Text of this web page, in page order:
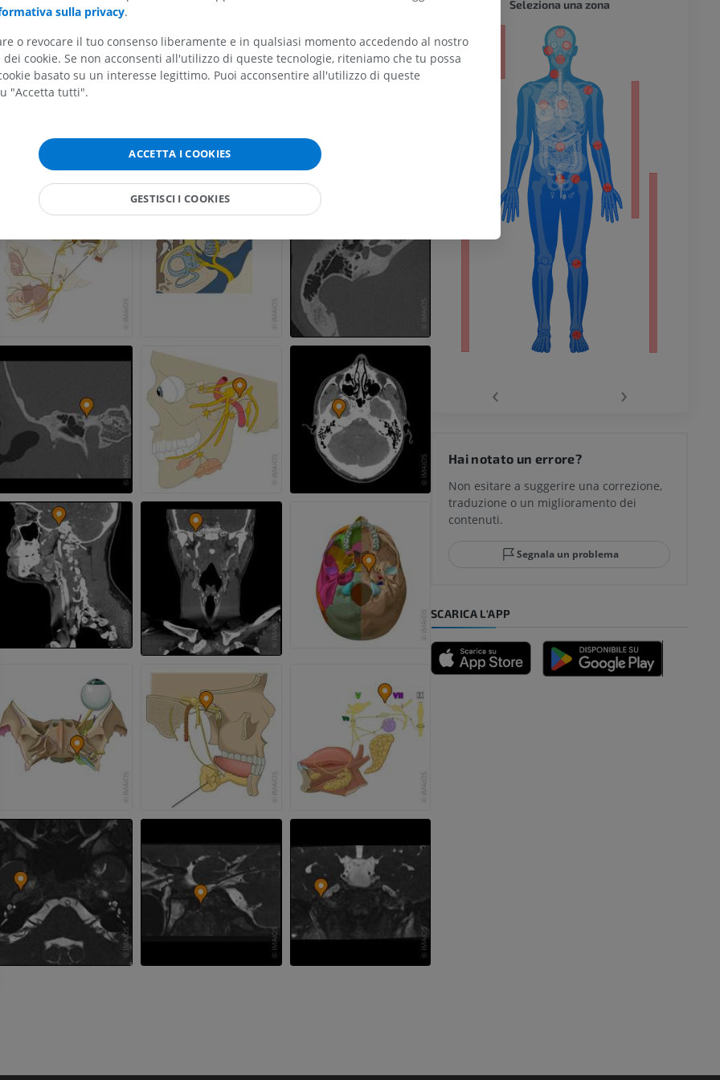
RMN dell'arto superiore
RM
PREMIUM
RMN del gomito
RM
RMN della mano
RM
Radiografia dell’arto
superiore
Radiografie
Arto superiore
Illustrazioni
PREMIUM
Arteriografia dell'arto
superiore
Angiografia
GRATUITO
Visible Human Project
fotografie
PREMIUM
Arto inferiore
Illustrazioni
PREMIUM
Radiografie
GRATUITO
RMN dell’arto inferiore
PREMIUM
RMN dell'anca
PREMIUM
RMN del ginocchio
PREMIUM
Artrografia TC del ginocchio
Artrografia
PREMIUM
PREMIUM
RMN dell’avampiede
Arterie ed ossa della gamba
GRATUITO
inferiore (DSA)
Angiografia
GRATUITO
Seleziona una zona
‹ ›
Hai notato un errore?
Non esitare a suggerire una correzione,
traduzione o un miglioramento dei
contenuti.
Segnala un problema
SCARICA L'APP
sulla privacy.
o revocare il tuo consenso liberamente e in qualsiasi momento accedendo al nostro
cookie. Se non acconsenti all'utilizzo di queste tecnologie, riteniamo che tu possa
basato su un interesse legittimo. Puoi acconsentire all'utilizzo di queste
"Accetta tutti".
ACCETTA I COOKIES
GESTISCI I COOKIES